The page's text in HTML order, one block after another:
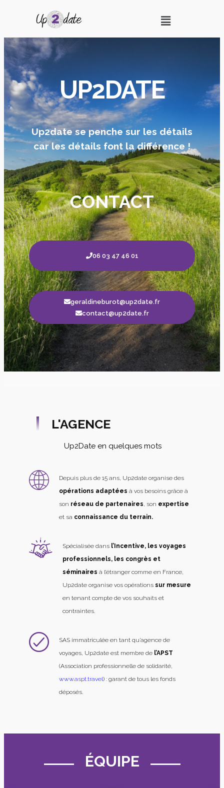
UP2DATE
Up2date se penche sur les détails
car les détails font la différence !
CONTACT
06 03 47 46 01
geraldineburot@up2date.fr
contact@up2date.fr
L'AGENCE
Up2Date en quelques mots
Depuis plus de 15 ans, Up2date organise des
opérations adaptées à vos besoins grâce à
son réseau de partenaires, son expertise
et sa connaissance du terrain.
Spécialisée dans l’Incentive, les voyages
professionnels, les congrès et
séminaires à l’étranger comme en France,
Up2date organise vos opérations sur mesure
en tenant compte de vos souhaits et
contraintes.
SAS immatriculée en tant qu’agence de
voyages, Up2date est membre de l’APST
(Association professionnelle de solidarité,
www.aspt.travel) : garant de tous les fonds
déposés.
ÉQUIPE